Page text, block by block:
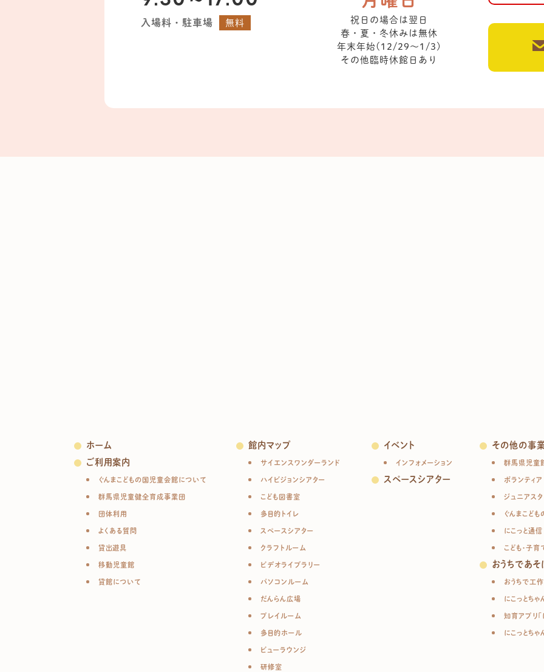
入場料・駐車場 無料
祝日の場合は翌日
春・夏・冬休みは無休
年末年始(12/29～1/3)
その他臨時休館日あり
ホーム
ご利用案内
ぐんまこどもの国児童会館について
群馬県児童健全育成事業団
団体利用
よくある質問
貸出遊具
移動児童館
貸館について
館内マップ
サイエンスワンダーランド
ハイビジョンシアター
こども図書室
多目的トイレ
スペースシアター
クラフトルーム
ビデオライブラリー
パソコンルーム
だんらん広場
プレイルーム
多目的ホール
ビューラウンジ
研修室
イベント
インフォメーション
スペースシアター
その他の事
群馬県児童
ボランティア
ジュニアス
ぐんまこど
にこっと通信
こども・子
おうちであそ
おうちで工作
にこっとちゃ
知育アプリ「
にこっとち